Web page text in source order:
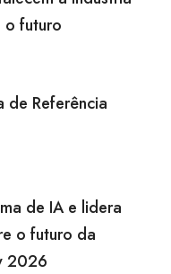
o futuro
de Referência
de IA e lidera
o futuro da
2026